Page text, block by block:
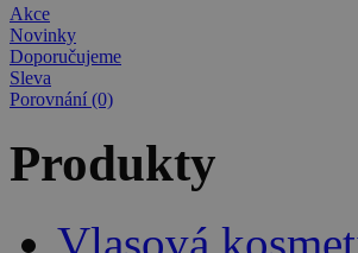
Akce
Novinky
Doporučujeme
Sleva
Porovnání (0)
Produkty